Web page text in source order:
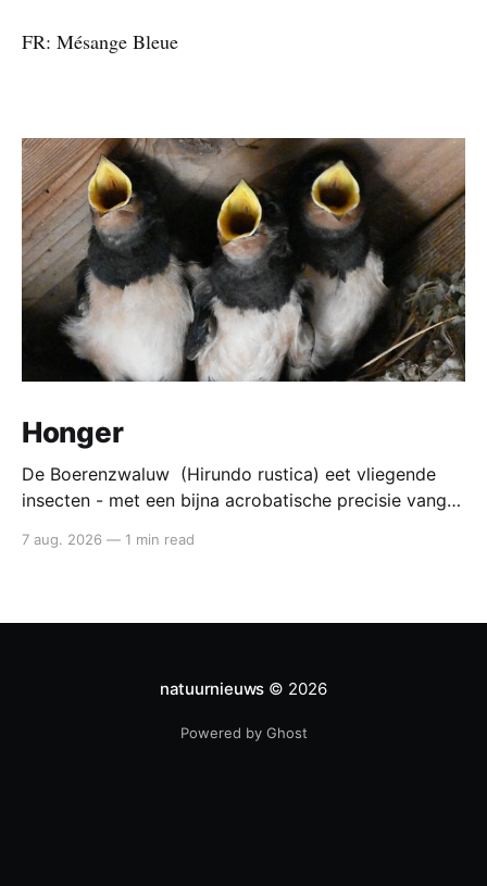
FR: Mésange Bleue
Honger
De Boerenzwaluw (Hirundo rustica) eet vliegende
insecten - met een bijna acrobatische precisie vangt
De boerenzwaluw jaagt altijd in de lucht. Zijn hele
7 aug. 2026 — 1 min read
natuurnieuws © 2026
Powered by Ghost